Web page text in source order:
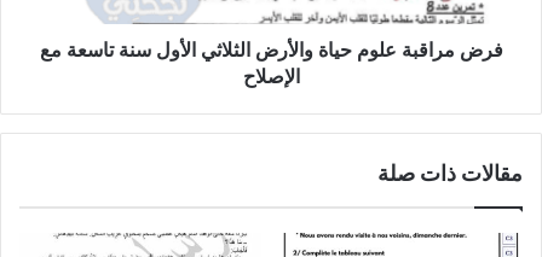
فرض مراقبة علوم حياة والأرض الثلاثي الأول سنة تاسعة مع
الإصلاح
مقالات ذات صلة